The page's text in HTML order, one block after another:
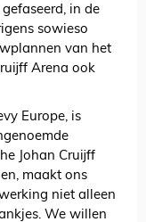
in de
sowieso
van het
Arena ook
Europe, is
Johan Cruijff
maakt ons
niet alleen
We willen